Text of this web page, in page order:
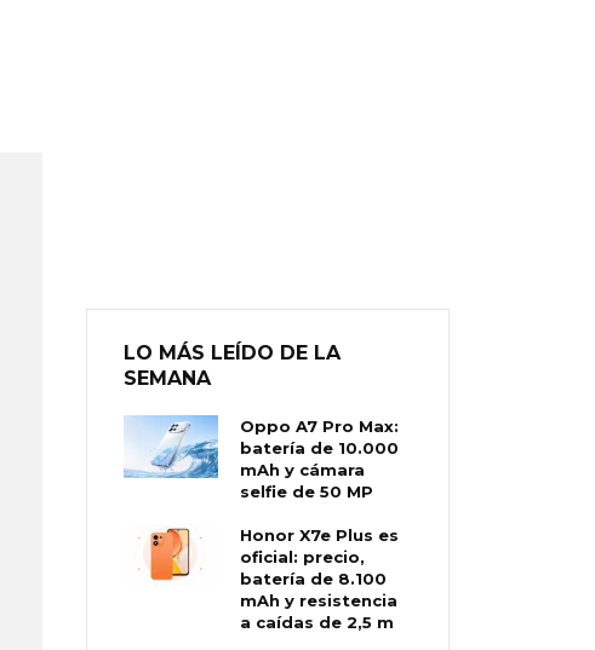
LO MÁS LEÍDO DE LA
SEMANA
Oppo A7 Pro Max:
batería de 10.000
mAh y cámara
selfie de 50 MP
Honor X7e Plus es
oficial: precio,
batería de 8.100
mAh y resistencia
a caídas de 2,5 m